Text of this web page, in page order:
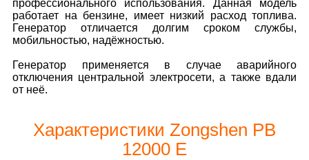
профессионального использования. Данная модель
работает на бензине, имеет низкий расход топлива.
Генератор отличается долгим сроком службы,
мобильностью, надёжностью.
Генератор применяется в случае аварийного
отключения центральной электросети, а также вдали
от неё.
Характеристики Zongshen PB
12000 E